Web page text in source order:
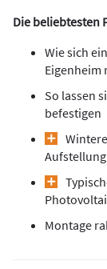
Die beliebtesten
Wie sich
Eigenheim
So lassen
befestigen
Montage